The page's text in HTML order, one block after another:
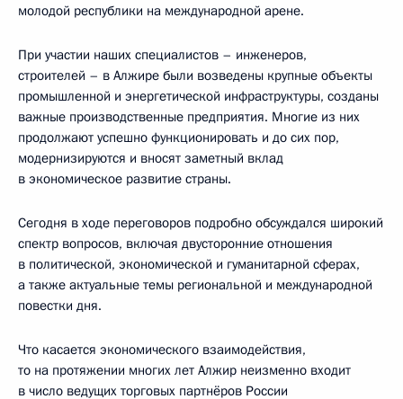
молодой республики на международной арене.
При участии наших специалистов – инженеров,
строителей – в Алжире были возведены крупные объекты
промышленной и энергетической инфраструктуры, созданы
важные производственные предприятия. Многие из них
продолжают успешно функционировать и до сих пор,
модернизируются и вносят заметный вклад
в экономическое развитие страны.
Сегодня в ходе переговоров подробно обсуждался широкий
спектр вопросов, включая двусторонние отношения
в политической, экономической и гуманитарной сферах,
а также актуальные темы региональной и международной
повестки дня.
Что касается экономического взаимодействия,
то на протяжении многих лет Алжир неизменно входит
в число ведущих торговых партнёров России